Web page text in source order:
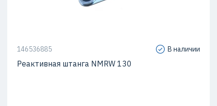
146536885 В наличии
Реактивная штанга NMRW 130